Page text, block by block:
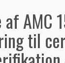
AMC
til